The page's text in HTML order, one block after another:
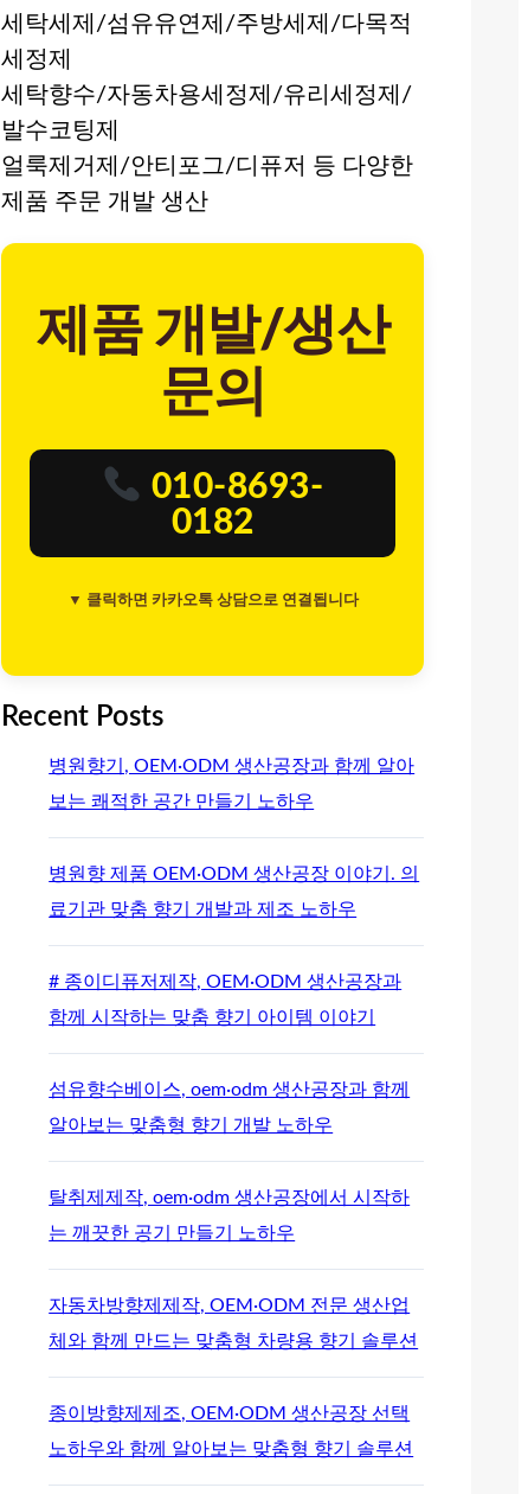
세탁세제/섬유유연제/주방세제/다목적
세정제
세탁향수/자동차용세정제/유리세정제/
발수코팅제
얼룩제거제/안티포그/디퓨저 등 다양한
제품 주문 개발 생산
제품 개발/생산
문의
010-8693-
0182
▼ 클릭하면 카카오톡 상담으로 연결됩니다
Recent Posts
병원향기, OEM·ODM 생산공장과 함께 알아
보는 쾌적한 공간 만들기 노하우
병원향 제품 OEM·ODM 생산공장 이야기. 의
료기관 맞춤 향기 개발과 제조 노하우
# 종이디퓨저제작, OEM·ODM 생산공장과
함께 시작하는 맞춤 향기 아이템 이야기
섬유향수베이스, oem·odm 생산공장과 함께
알아보는 맞춤형 향기 개발 노하우
탈취제제작, oem·odm 생산공장에서 시작하
는 깨끗한 공기 만들기 노하우
자동차방향제제작, OEM·ODM 전문 생산업
체와 함께 만드는 맞춤형 차량용 향기 솔루션
종이방향제제조, OEM·ODM 생산공장 선택
노하우와 함께 알아보는 맞춤형 향기 솔루션